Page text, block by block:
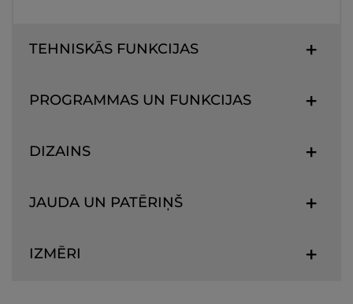
TEHNISKĀS FUNKCIJAS
PROGRAMMAS UN FUNKCIJAS
DIZAINS
JAUDA UN PATĒRIŅŠ
IZMĒRI